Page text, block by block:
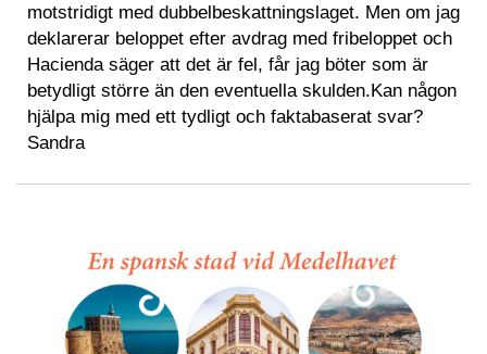
motstridigt med dubbelbeskattningslaget. Men om jag
deklarerar beloppet efter avdrag med fribeloppet och
Hacienda säger att det är fel, får jag böter som är
betydligt större än den eventuella skulden.Kan någon
hjälpa mig med ett tydligt och faktabaserat svar?
Sandra